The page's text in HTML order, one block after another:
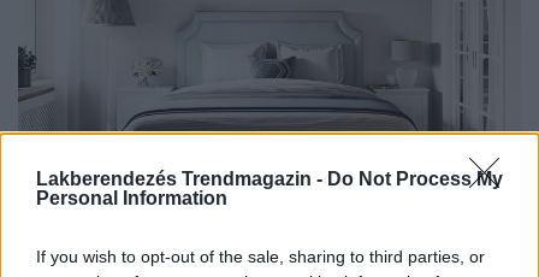
Lakberendezés Trendmagazin - Do Not Process My
Personal Information
If you wish to opt-out of the sale, sharing to third parties, or